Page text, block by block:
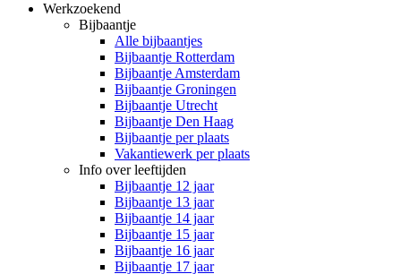
Werkzoekend
Bijbaantje
Alle bijbaantjes
Bijbaantje Rotterdam
Bijbaantje Amsterdam
Bijbaantje Groningen
Bijbaantje Utrecht
Bijbaantje Den Haag
Bijbaantje per plaats
Vakantiewerk per plaats
Info over leeftijden
Bijbaantje 12 jaar
Bijbaantje 13 jaar
Bijbaantje 14 jaar
Bijbaantje 15 jaar
Bijbaantje 16 jaar
Bijbaantje 17 jaar